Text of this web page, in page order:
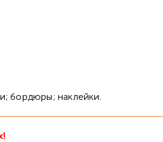
бордюры; наклейки.